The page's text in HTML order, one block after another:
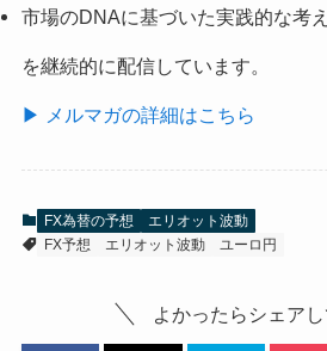
市場のDNAに基づいた実践的な考
を継続的に配信しています。
▶ メルマガの詳細はこちら
FX為替の予想
エリオット波動
FX予想
エリオット波動 ユーロ円
よかったらシェアし